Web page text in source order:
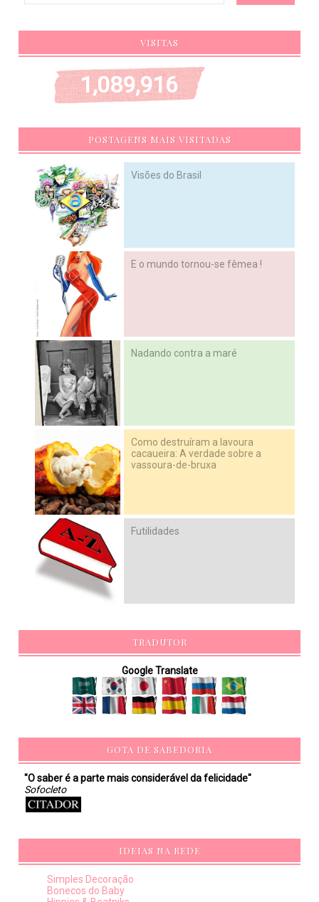
VISITAS
1,089,916
POSTAGENS MAIS VISITADAS
Visões do Brasil
E o mundo tornou-se fêmea !
Nadando contra a maré
Como destruíram a lavoura
cacaueira: A verdade sobre a
vassoura-de-bruxa
Futilidades
TRADUTOR
Google Translate
GOTA DE SABEDORIA
"O saber é a parte mais considerável da felicidade"
Sofocleto
IDEIAS NA REDE
Simples Decoração
Bonecos do Baby